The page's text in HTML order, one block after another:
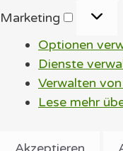
Marketing
Optionen
Dienste
Verwalten
Lese mehr